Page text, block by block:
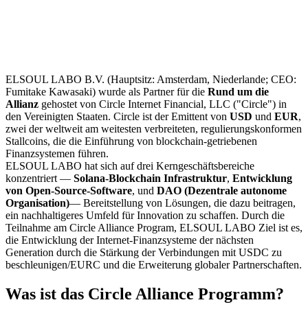
ELSOUL LABO B.V. (Hauptsitz: Amsterdam, Niederlande; CEO:
Fumitake Kawasaki) wurde als Partner für die Rund um die
Allianz gehostet von Circle Internet Financial, LLC ("Circle") in
den Vereinigten Staaten. Circle ist der Emittent von USD und EUR,
zwei der weltweit am weitesten verbreiteten, regulierungskonformen
Stallcoins, die die Einführung von blockchain-getriebenen
Finanzsystemen führen.
ELSOUL LABO hat sich auf drei Kerngeschäftsbereiche
konzentriert — Solana-Blockchain Infrastruktur, Entwicklung
von Open-Source-Software, und DAO (Dezentrale autonome
Organisation)— Bereitstellung von Lösungen, die dazu beitragen,
ein nachhaltigeres Umfeld für Innovation zu schaffen. Durch die
Teilnahme am Circle Alliance Program, ELSOUL LABO Ziel ist es,
die Entwicklung der Internet-Finanzsysteme der nächsten
Generation durch die Stärkung der Verbindungen mit USDC zu
beschleunigen/EURC und die Erweiterung globaler Partnerschaften.
Was ist das Circle Alliance Programm?